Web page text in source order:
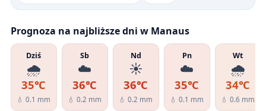
Prognoza na najbliższe dni w Manaus
Dziś
🌧️
35℃
💧 0.1 mm
Sb
☁️
36℃
💧 0.2 mm
Nd
☀️
36℃
💧 0.2 mm
Pn
☁️
35℃
💧 0.1 mm
Wt
🌧️
34℃
💧 0.6 mm